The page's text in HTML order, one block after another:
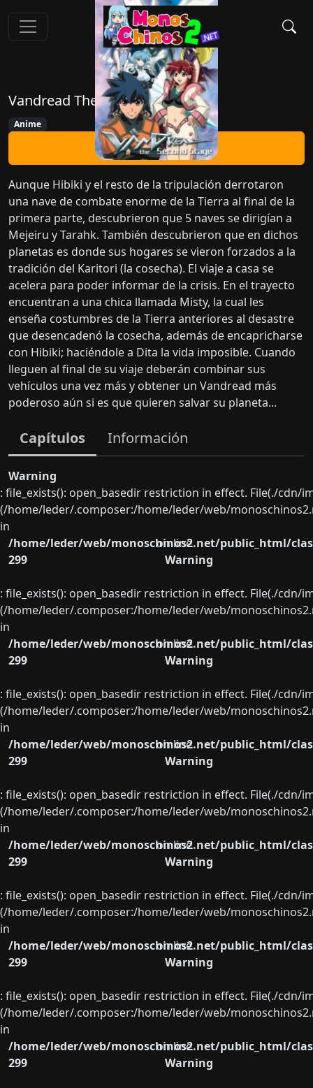
Vandread The Second Stage
Anime
Ver Ahora
Aunque Hibiki y el resto de la tripulación derrotaron
una nave de combate enorme de la Tierra al final de la
primera parte, descubrieron que 5 naves se dirigían a
Mejeiru y Tarahk. También descubrieron que en dichos
planetas es donde sus hogares se vieron forzados a la
tradición del Karitori (la cosecha). El viaje a casa se
acelera para poder informar de la crisis. En el trayecto
encuentran a una chica llamada Misty, la cual les
enseña costumbres de la Tierra anteriores al desastre
que desencadenó la cosecha, además de encapricharse
con Hibiki; haciéndole a Dita la vida imposible. Cuando
lleguen al final de su viaje deberán combinar sus
vehículos una vez más y obtener un Vandread más
poderoso aún si es que quieren salvar su planeta...
Capítulos Información
Warning
: file_exists(): open_basedir restriction in effect. File(./
(/home/leder/.composer:/home/leder/web/
in
/home/leder/web/monoschinos2.net/public_html/
on line
299
Warning
: file_exists(): open_basedir restriction in effect. File(./
(/home/leder/.composer:/home/leder/web/
in
/home/leder/web/monoschinos2.net/public_html/
on line
299
Warning
: file_exists(): open_basedir restriction in effect. File(./
(/home/leder/.composer:/home/leder/web/
in
/home/leder/web/monoschinos2.net/public_html/
on line
299
Warning
: file_exists(): open_basedir restriction in effect. File(./
(/home/leder/.composer:/home/leder/web/
in
/home/leder/web/monoschinos2.net/public_html/
on line
299
Warning
: file_exists(): open_basedir restriction in effect. File(./
(/home/leder/.composer:/home/leder/web/
in
/home/leder/web/monoschinos2.net/public_html/
on line
299
Warning
: file_exists(): open_basedir restriction in effect. File(./
(/home/leder/.composer:/home/leder/web/
in
/home/leder/web/monoschinos2.net/public_html/
on line
299
Warning